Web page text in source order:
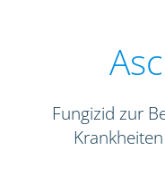
Fungizid zur